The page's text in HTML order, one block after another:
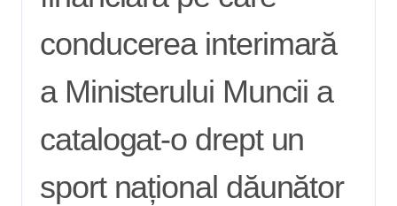
conducerea interimară
a Ministerului Muncii a
catalogat-o drept un
sport național dăunător